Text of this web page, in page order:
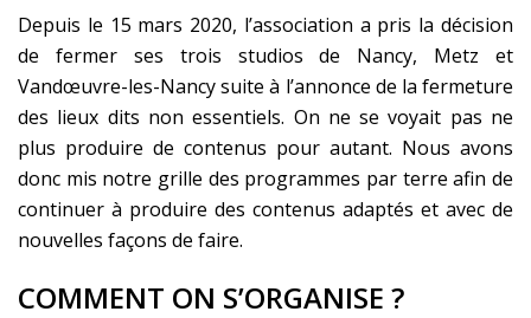
Depuis le 15 mars 2020, l’association a pris la décision
de fermer ses trois studios de Nancy, Metz et
Vandœuvre-les-Nancy suite à l’annonce de la fermeture
des lieux dits non essentiels. On ne se voyait pas ne
plus produire de contenus pour autant. Nous avons
donc mis notre grille des programmes par terre afin de
continuer à produire des contenus adaptés et avec de
nouvelles façons de faire.
COMMENT ON S’ORGANISE ?